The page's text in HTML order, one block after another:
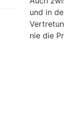
und in
nie die